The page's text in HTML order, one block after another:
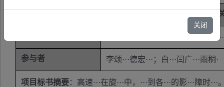
Hi···sp··· M···ri··· S···dl···yb···
参与者 李颂···德宏···；白···闫广···雨桐·
项目标书摘要：高速···在旋···中，···到各···的影···障时···
关闭